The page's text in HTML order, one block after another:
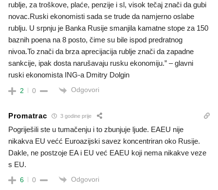
rublje, za troškove, plaće, penzije i sl, visok tečaj znači da gubi
novac.Ruski ekonomisti sada se trude da namjerno oslabe
rublju. U srpnju je Banka Rusije smanjila kamatne stope za 150
baznih poena na 8 posto, čime su bile ispod predratnog
nivoa.To znači da brza aprecijacija rublje znači da zapadne
sankcije, ipak dosta narušavaju rusku ekonomiju.” – glavni
ruski ekonomista ING-a Dmitry Dolgin
2 0 Odgovori
Promatrac 3 godine prije
Pogriješili ste u tumačenju i to zbunjuje ljude. EAEU nije
nikakva EU većć Euroazijski savez koncentriran oko Rusije.
Dakle, ne postzoje EA i EU već EAEU koji nema nikakve veze
s EU.
6 0 Odgovori